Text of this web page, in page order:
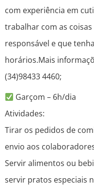
com experiência em
trabalhar com as coisas
responsável e que
horários.Mais
(34)98433 4460;
Garçom – 6h/dia
Atividades:
Tirar os pedidos de
envio aos
Servir alimentos ou
servir pratos especiais